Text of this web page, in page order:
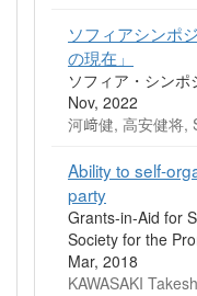
ソフィアシンポ
の現在」
ソフィア・シン
Nov, 2022
河﨑健, 高安健将,
Ability to self-
party
Grants-in-Aid for
Society for the
Mar, 2018
KAWASAKI